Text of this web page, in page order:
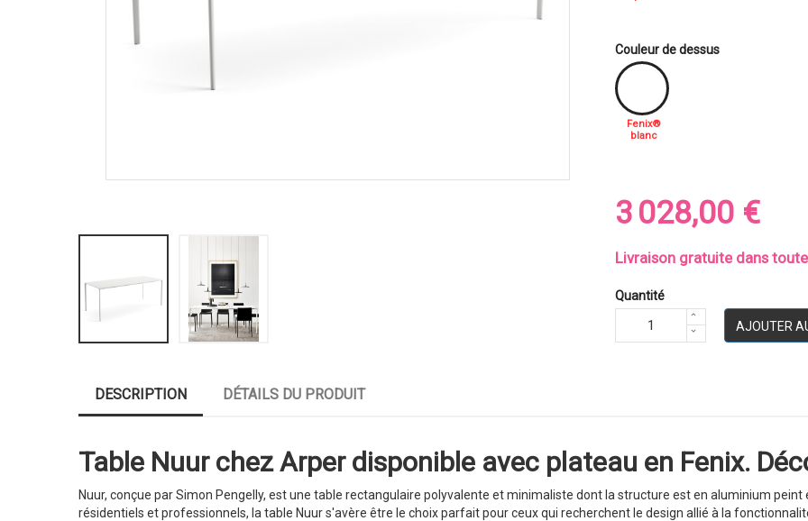
Couleur de dessus
Fenix®
blanc
3 028,00 €
Livraison gratuite dans toute
Quantité
AJOUTER
DESCRIPTION DÉTAILS DU PRODUIT
Table Nuur chez Arper disponible avec plateau en Fenix.
Nuur, conçue par Simon Pengelly, est une table rectangulaire polyvalente et minimaliste dont la structure est en aluminium
résidentiels et professionnels, la table Nuur s'avère être le choix parfait pour ceux qui recherchent le design allié à la